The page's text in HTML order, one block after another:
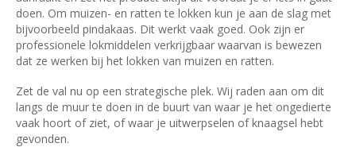
doen. Om muizen- en ratten te lokken kun je aan de slag met
bijvoorbeeld pindakaas. Dit werkt vaak goed. Ook zijn er
professionele lokmiddelen verkrijgbaar waarvan is bewezen
dat ze werken bij het lokken van muizen en ratten.
Zet de val nu op een strategische plek. Wij raden aan om dit
langs de muur te doen in de buurt van waar je het ongedierte
vaak hoort of ziet, of waar je uitwerpselen of knaagsel hebt
gevonden.